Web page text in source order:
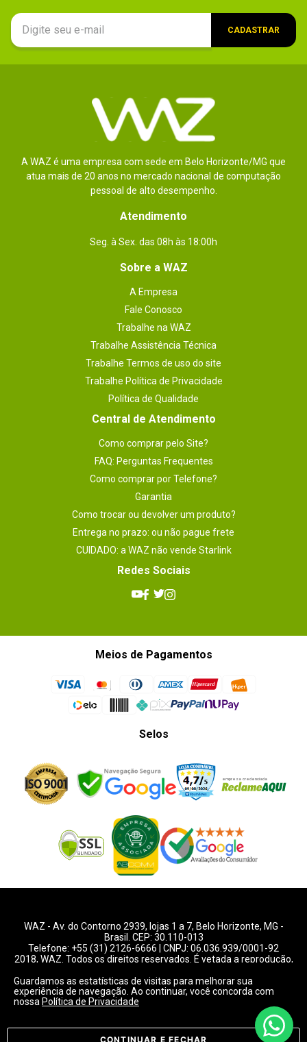
CADASTRAR
A WAZ é uma empresa com sede em Belo Horizonte/MG que
atua mais de 20 anos no mercado nacional de computação
pessoal de alto desempenho.
Atendimento
Seg. à Sex. das 08h às 18:00h
Sobre a WAZ
A Empresa
Fale Conosco
Trabalhe na WAZ
Trabalhe Assistência Técnica
Trabalhe Termos de uso do site
Trabalhe Política de Privacidade
Política de Qualidade
Central de Atendimento
Como comprar pelo Site?
FAQ: Perguntas Frequentes
Como comprar por Telefone?
Garantia
Como trocar ou devolver um produto?
Entrega no prazo: ou não pague frete
CUIDADO: a WAZ não vende Starlink
Redes Sociais
Meios de Pagamentos
Selos
WAZ - Av. do Contorno 2939, lojas 1 a 7, Belo Horizonte, MG -
Brasil. CEP: 30.110-013
Telefone: +55 (31) 2126-6666 | CNPJ: 06.036.939/0001-92
2018, WAZ. Todos os direitos reservados. É vetada a reprodução,
Preços e condições de pagamentos válidos exclusivamente
para compras pelo website.
Guardamos as estatísticas de visitas para melhorar sua
experiência de navegação. Ao continuar, você concorda com
nossa Política de Privacidade
CONTINUAR E FECHAR